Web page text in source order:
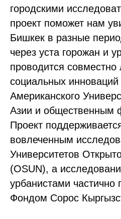
городскими
проект поможет нам
Бишкек в разные
через уста горожан и
проводится совместно
социальных
Американского
Азии и общественным
Проект
вовлеченным
Университетов
(OSUN), а
урбанистами частично
Фондом Сорос